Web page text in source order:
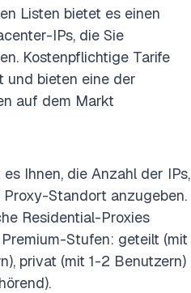
Listen bietet es einen
IPs, die Sie
Kostenpflichtige Tarife
und bieten eine der
auf dem Markt
Ihnen, die Anzahl der IPs,
Standort anzugeben.
Residential-Proxies
Stufen: geteilt (mit
privat (mit 1-2 Benutzern)